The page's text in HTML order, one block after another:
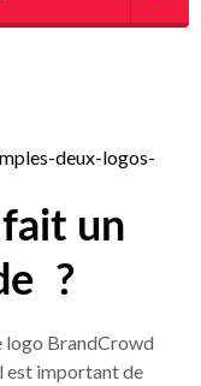
un
?
logo BrandCrowd
est important de